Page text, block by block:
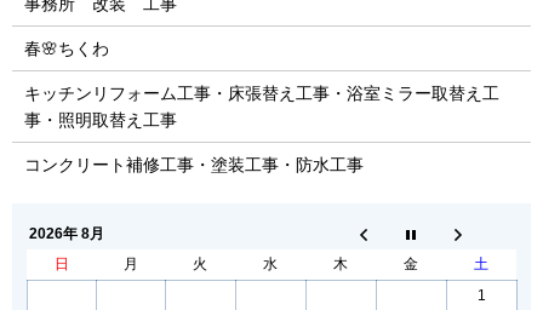
春🌸ちくわ
キッチンリフォーム工事・床張替え工事・浴室ミラー取替え工
事・照明取替え工事
コンクリート補修工事・塗装工事・防水工事
2026年 8月
日
月 火 水 木 金
土
1